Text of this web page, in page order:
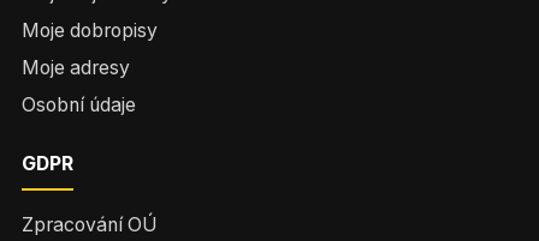
Moje dobropisy
Moje adresy
Osobní údaje
GDPR
Zpracování OÚ